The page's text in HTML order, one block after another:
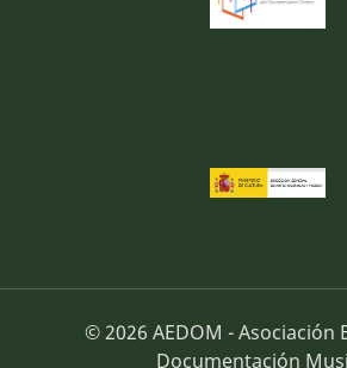
© 2026 AEDOM - Asociación
Documentación